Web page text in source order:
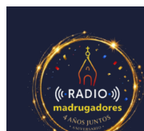
contenido
contenido